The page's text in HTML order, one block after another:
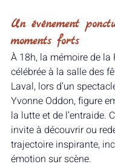
Un événement
moments forts
À 18h, la mémoire de la
célébrée à la salle des
Laval, lors d’un
Yvonne Oddon, figure
la lutte et de l’entraide.
invite à découvrir ou
trajectoire inspirante,
émotion sur scène.